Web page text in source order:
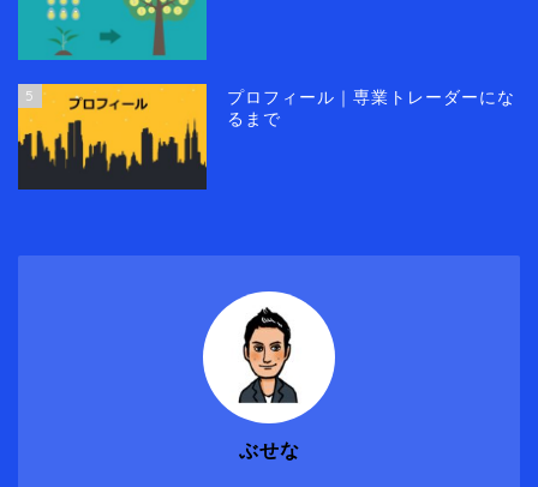
5
プロフィール｜専業トレーダーにな
るまで
ぶせな